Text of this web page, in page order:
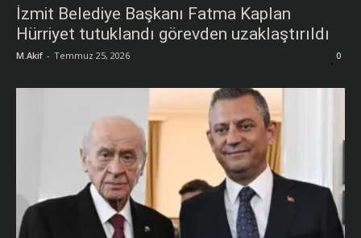
İzmit Belediye Başkanı Fatma Kaplan
Hürriyet tutuklandı görevden uzaklaştırıldı
M.Akif - Temmuz 25, 2026 0